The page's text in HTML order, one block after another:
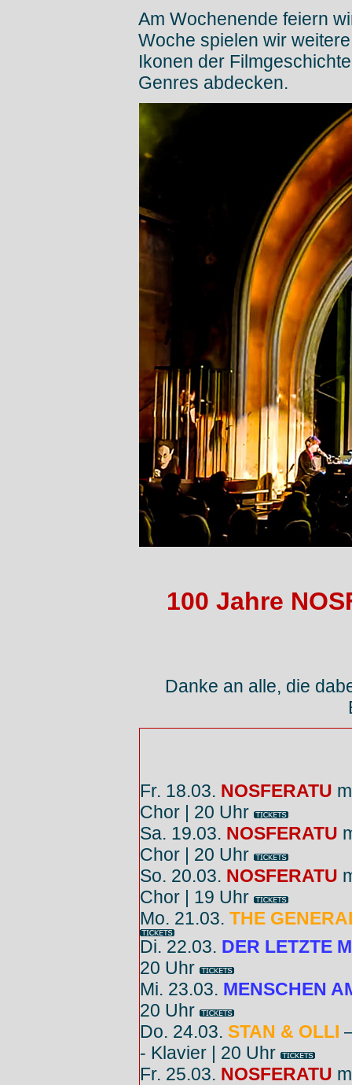
Am Wochenende feiern
Woche spielen wir
Ikonen der
Genres abdecken.
100 Jahre
Danke an alle, die
Fr. 18.03. NOSFERATU
Chor | 20 Uhr
Sa. 19.03. NOSFERATU
Chor | 20 Uhr
So. 20.03. NOSFERATU
Chor | 19 Uhr
Mo. 21.03. THE
Di. 22.03. DER LETZTE
20 Uhr
Mi. 23.03. MENSCHEN
20 Uhr
Do. 24.03. STAN & OLLI
- Klavier | 20 Uhr
Fr. 25.03. NOSFERATU